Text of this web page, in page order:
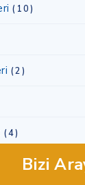
(10)
(2)
(4)
(3)
Bizi